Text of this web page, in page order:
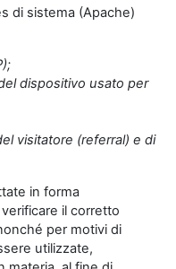
di sistema (Apache)
dispositivo usato per
visitatore (referral) e di
in forma
il corretto
per motivi di
utilizzate,